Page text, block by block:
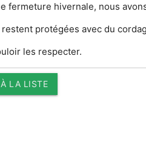
fermeture hivernale, nous
protégées avec du
les respecter.
LA LISTE